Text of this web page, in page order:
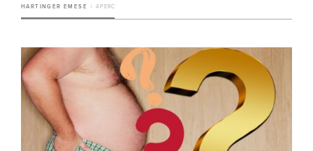
HARTINGER EMESE 4 PERC